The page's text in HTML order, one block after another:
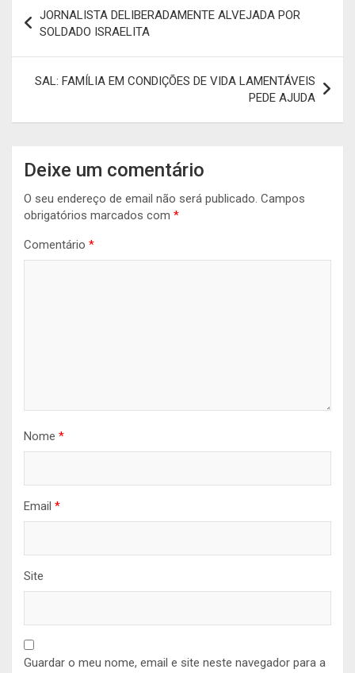
de
artigos
JORNALISTA DELIBERADAMENTE ALVEJADA POR
SOLDADO ISRAELITA
SAL: FAMÍLIA EM CONDIÇÕES DE VIDA LAMENTÁVEIS
PEDE AJUDA
Deixe um comentário
O seu endereço de email não será publicado. Campos
obrigatórios marcados com *
Comentário *
Nome *
Email *
Site
Guardar o meu nome, email e site neste navegador para a